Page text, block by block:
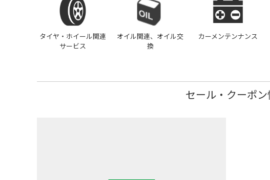
タイヤ・ホイール関連
サービス
オイル関連、オイル交
換
カーメンテンナンス
セール・クーポ